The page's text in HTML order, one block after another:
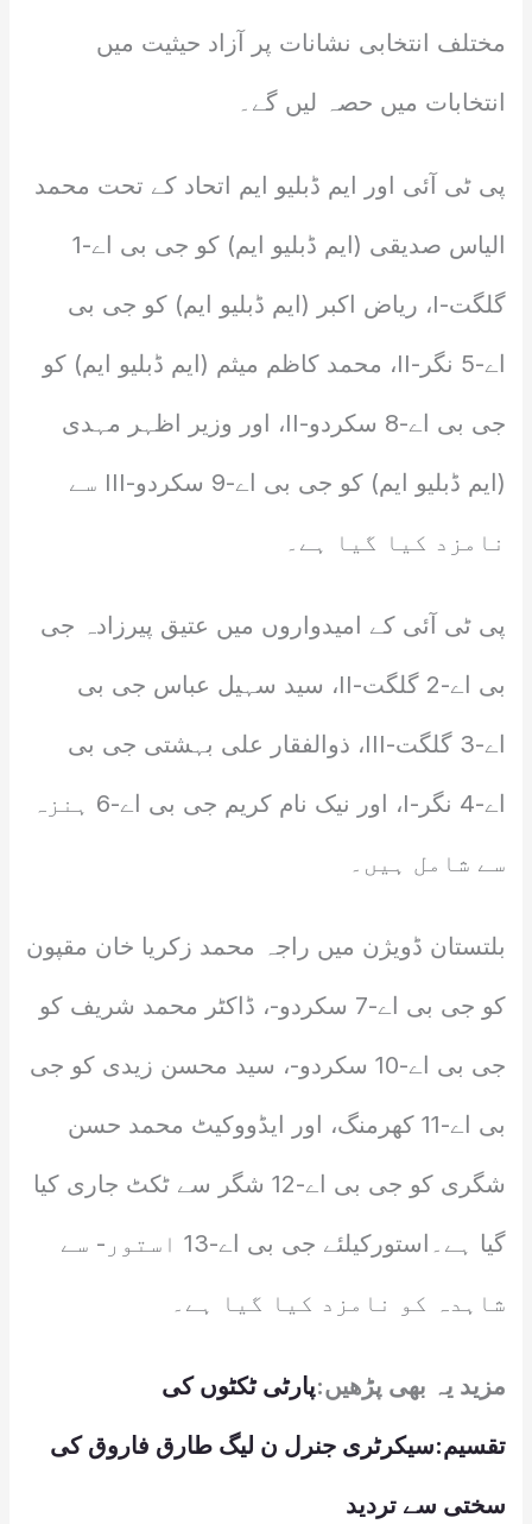
مختلف انتخابی نشانات پر آزاد حیثیت میں
انتخابات میں حصہ لیں گے۔
پی ٹی آئی اور ایم ڈبلیو ایم اتحاد کے تحت محمد
الیاس صدیقی (ایم ڈبلیو ایم) کو جی بی اے-1
گلگت-I، ریاض اکبر (ایم ڈبلیو ایم) کو جی بی
اے-5 نگر-II، محمد کاظم میثم (ایم ڈبلیو ایم) کو
جی بی اے-8 سکردو-II، اور وزیر اظہر مہدی
(ایم ڈبلیو ایم) کو جی بی اے-9 سکردو-III سے
نامزد کیا گیا ہے۔
پی ٹی آئی کے امیدواروں میں عتیق پیرزادہ جی
بی اے-2 گلگت-II، سید سہیل عباس جی بی
اے-3 گلگت-III، ذوالفقار علی بہشتی جی بی
اے-4 نگر-I، اور نیک نام کریم جی بی اے-6 ہنزہ
سے شامل ہیں۔
بلتستان ڈویژن میں راجہ محمد زکریا خان مقپون
کو جی بی اے-7 سکردو-، ڈاکٹر محمد شریف کو
جی بی اے-10 سکردو-، سید محسن زیدی کو جی
بی اے-11 کھرمنگ، اور ایڈووکیٹ محمد حسن
شگری کو جی بی اے-12 شگر سے ٹکٹ جاری کیا
گیا ہے۔استورکیلئے جی بی اے-13 استور- سے
شاہدہ کو نامزد کیا گیا ہے۔
مزید یہ بھی پڑھیں:پارٹی ٹکٹوں کی
تقسیم:سیکرٹری جنرل ن لیگ طارق فاروق کی
سختی سے تردید